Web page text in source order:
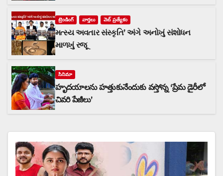
ట్రెండింగ్ వార్త‌లు వెబ్ ప్రత్యేకం
મત્સ્ય અવતાર સંસ્કૃતિ’ અંગે અનોખું સંશોધન
માળખું રજૂ
సినిమా
హృదయాలను హత్తుకునేందుకు వస్తోన్న ‘ప్రేమ డైరీలో
చివరి పేజీలు’